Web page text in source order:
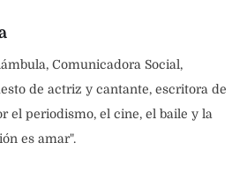
Comunicadora Social,
de actriz y cantante, escritora de
el periodismo, el cine, el baile y la
es amar".